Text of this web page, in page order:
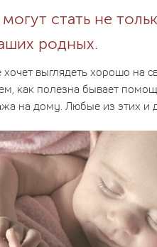
стать не
родных.
хочет выглядеть хорошо на
как полезна бывает
на дому. Любые из этих и